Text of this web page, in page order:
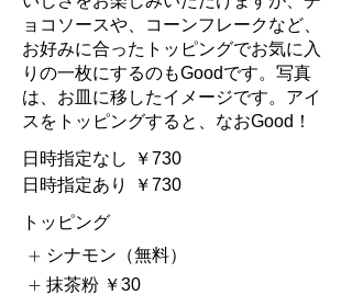
ョコソースや、コーンフレークなど、
お好みに合ったトッピングでお気に入
りの一枚にするのもGoodです。写真
は、お皿に移したイメージです。アイ
スをトッピングすると、なおGood！
日時指定なし
￥730
日時指定あり
￥730
トッピング
シナモン（無料）
抹茶粉 ￥30